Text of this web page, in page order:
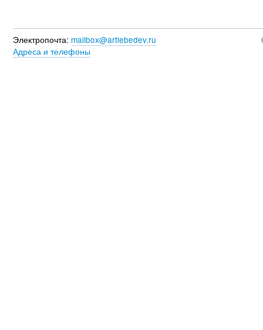
Электропочта: mailbox@artlebedev.ru
Адреса и телефоны